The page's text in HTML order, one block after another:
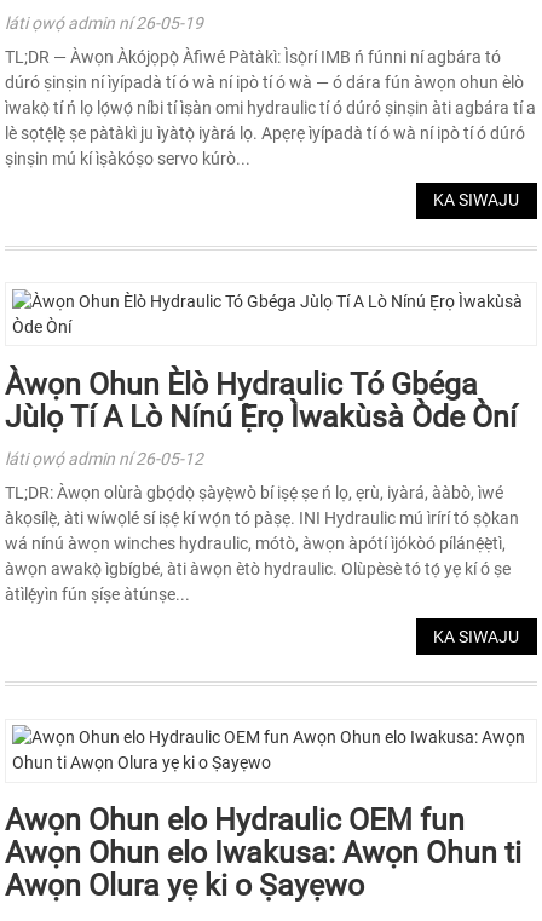
láti ọwọ́ admin ní 26-05-19
TL;DR — Àwọn Àkójọpọ̀ Àfiwé Pàtàkì: Ìsọ̀rí IMB ń fúnni ní agbára tó
dúró ṣinṣin ní ìyípadà tí ó wà ní ipò tí ó wà — ó dára fún àwọn ohun èlò
ìwakọ̀ tí ń lọ lọ́wọ́ níbi tí ìṣàn omi hydraulic tí ó dúró ṣinṣin àti agbára tí a
lè sọtẹ́lẹ̀ ṣe pàtàkì ju ìyàtọ̀ iyàrá lọ. Apẹrẹ ìyípadà tí ó wà ní ipò tí ó dúró
ṣinṣin mú kí ìṣàkóṣo servo kúrò...
KA SIWAJU
Àwọn Ohun Èlò Hydraulic Tó Gbéga
Jùlọ Tí A Lò Nínú Ẹ̀rọ Ìwakùsà Òde Òní
láti ọwọ́ admin ní 26-05-12
TL;DR: Àwọn olùrà gbọ́dọ̀ ṣàyẹ̀wò bí iṣẹ́ ṣe ń lọ, ẹrù, iyàrá, ààbò, ìwé
àkọsílẹ̀, àti wíwọlé sí iṣẹ́ kí wọ́n tó pàṣẹ. INI Hydraulic mú ìrírí tó ṣọ̀kan
wá nínú àwọn winches hydraulic, mótò, àwọn àpótí ìjókòó pílánẹ́ẹ̀tì,
àwọn awakọ̀ ìgbígbé, àti àwọn ètò hydraulic. Olùpèsè tó tọ́ yẹ kí ó ṣe
àtìlẹ́yìn fún ṣíṣe àtúnṣe...
KA SIWAJU
Awọn Ohun elo Hydraulic OEM fun
Awọn Ohun elo Iwakusa: Awọn Ohun ti
Awọn Olura yẹ ki o Ṣayẹwo